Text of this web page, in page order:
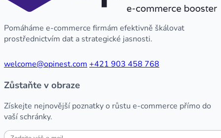
Pomáháme e-commerce firmám efektivně škálovat
prostřednictvím dat a strategické jasnosti.
welcome@opinest.com +421 903 458 768
Zůstaňte v obraze
Získejte nejnovější poznatky o růstu e-commerce přímo do
vaší schránky.